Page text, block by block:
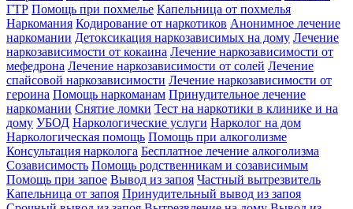
ГТР Помощь при похмелье Капельница от похмелья
Наркомания Кодирование от наркотиков Анонимное лечение
наркомании Детоксикация наркозависимых на дому Лечение
наркозависимости от кокаина Лечение наркозависимости от
мефедрона Лечение наркозависимости от солей Лечение
спайсовой наркозависимости Лечение наркозависимости от
героина Помощь наркоманам Принудительное лечение
наркомании Снятие ломки Тест на наркотики в клинике и на
дому УБОД Наркологические услуги Нарколог на дом
Наркологическая помощь Помощь при алкоголизме
Консультация нарколога Бесплатное лечение алкоголизма
Созависимость Помощь родственникам и созависимым
Помощь при запое Вывод из запоя Частный вытрезвитель
Капельница от запоя Принудительный вывод из запоя